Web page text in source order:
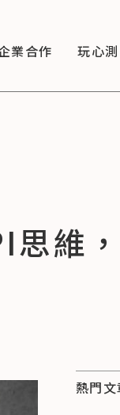
業合作 玩心測
維
熱門文